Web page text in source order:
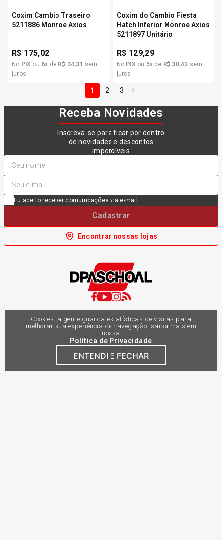
Cookies: a gente guarda estatísticas de visitas para
melhorar sua experiência de navegação, saiba mais em
nossa
Política de Privacidade
ENTENDI E FECHAR
Coxim Cambio Traseiro
5211886 Monroe Axios
R$ 175,02
No PIX ou 6x de R$ 34,31 sem
juros
Coxim do Cambio Fiesta
Hatch Inferior Monroe Axios
5211897 Unitário
R$ 129,29
No PIX ou 5xde R$ 30,42 sem
juros
1 2 3
Receba Novidades
Inscreva-se para ficar por dentro
de novidades e descontos
imperdíveis
Eu aceito receber comunicações via e-mail
Cadastrar
Encontrar nossas lojas
Links Úteis